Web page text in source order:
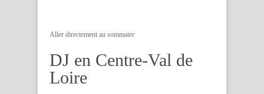
Aller directement au sommaire
DJ en Centre-Val de
Loire